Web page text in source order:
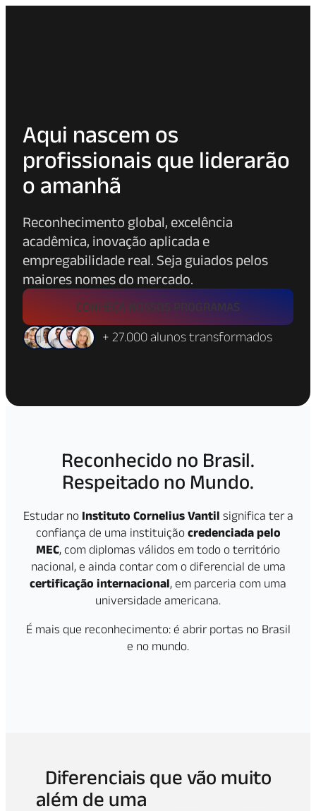
Aqui nascem os
profissionais que liderarão
o amanhã
Reconhecimento global, excelência
acadêmica, inovação aplicada e
empregabilidade real. Seja guiados pelos
maiores nomes do mercado.
CONHEÇA NOSSOS PROGRAMAS
+ 27.000 alunos transformados
Reconhecido no Brasil.
Respeitado no Mundo.
Estudar no Instituto Cornelius Vantil significa ter a
confiança de uma instituição credenciada pelo
MEC, com diplomas válidos em todo o território
nacional, e ainda contar com o diferencial de uma
certificação internacional, em parceria com uma
universidade americana.
É mais que reconhecimento: é abrir portas no Brasil
e no mundo.
Diferenciais que vão muito
além de uma